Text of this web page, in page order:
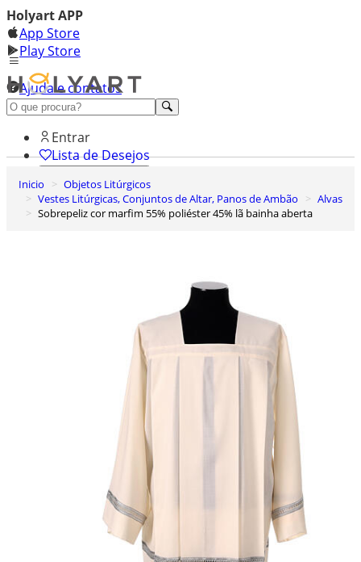
Holyart APP
App Store
Play Store
Ajuda e contatos
Conheça premium
Entrar
Lista de Desejos
0
Carrinho de Compras
Inicio
Objetos Litúrgicos
Vestes Litúrgicas, Conjuntos de Altar, Panos de Ambão
Alvas
Sobrepeliz cor marfim 55% poliéster 45% lã bainha aberta